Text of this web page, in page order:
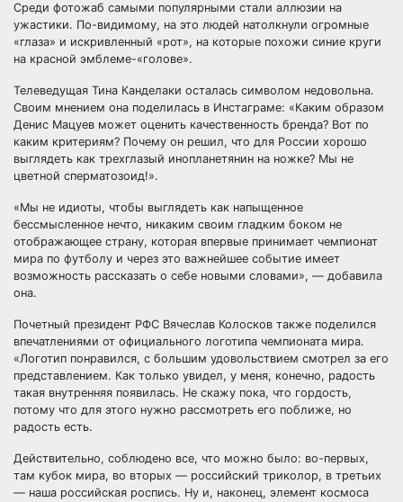
Среди фотожаб самыми популярными стали аллюзии на
ужастики. По-видимому, на это людей натолкнули огромные
«глаза» и искривленный «рот», на которые похожи синие круги
на красной эмблеме-«голове».
Телеведущая Тина Канделаки осталась символом недовольна.
Своим мнением она поделилась в Инстаграме: «Каким образом
Денис Мацуев может оценить качественность бренда? Вот по
каким критериям? Почему он решил, что для России хорошо
выглядеть как трехглазый инопланетянин на ножке? Мы не
цветной сперматозоид!».
«Мы не идиоты, чтобы выглядеть как напыщенное
бессмысленное нечто, никаким своим гладким боком не
отображающее страну, которая впервые принимает чемпионат
мира по футболу и через это важнейшее событие имеет
возможность рассказать о себе новыми словами», — добавила
она.
Почетный президент РФС Вячеслав Колосков также поделился
впечатлениями от официального логотипа чемпионата мира.
«Логотип понравился, с большим удовольствием смотрел за его
представлением. Как только увидел, у меня, конечно, радость
такая внутренняя появилась. Не скажу пока, что гордость,
потому что для этого нужно рассмотреть его поближе, но
радость есть.
Действительно, соблюдено все, что можно было: во-первых,
там кубок мира, во вторых — российский триколор, в третьих
— наша российская роспись. Ну и, наконец, элемент космоса